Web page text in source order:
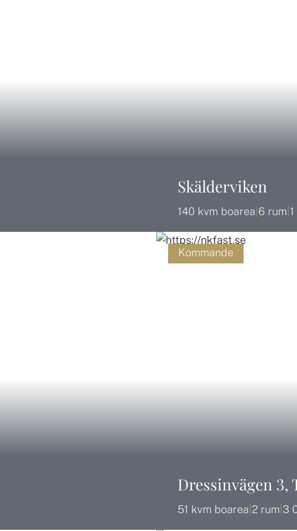
Skälderviken
140 kvm boarea 6 rum
Kommande
Dressinvägen 3,
51 kvm boarea 2 rum 3